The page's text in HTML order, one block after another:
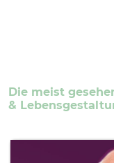
Die meist
&